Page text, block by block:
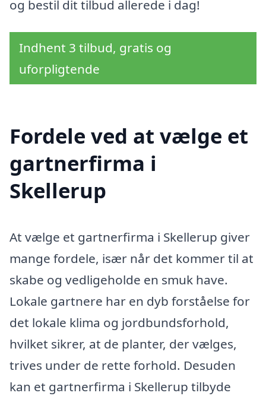
og bestil dit tilbud allerede i dag!
Indhent 3 tilbud, gratis og
uforpligtende
Fordele ved at vælge et
gartnerfirma i
Skellerup
At vælge et gartnerfirma i Skellerup giver
mange fordele, især når det kommer til at
skabe og vedligeholde en smuk have.
Lokale gartnere har en dyb forståelse for
det lokale klima og jordbundsforhold,
hvilket sikrer, at de planter, der vælges,
trives under de rette forhold. Desuden
kan et gartnerfirma i Skellerup tilbyde